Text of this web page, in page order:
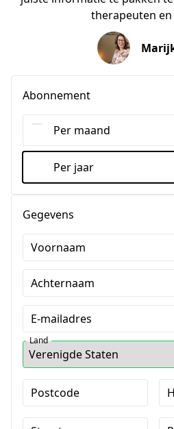
therapeuten
Abonnement
Per maand
Per jaar
Gegevens
Voornaam
Achternaam
E-mailadres
Land
Postcode